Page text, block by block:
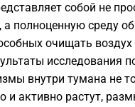
собой не
а полноценную среду
очищать
исследования
внутри тумана не
и активно растут,